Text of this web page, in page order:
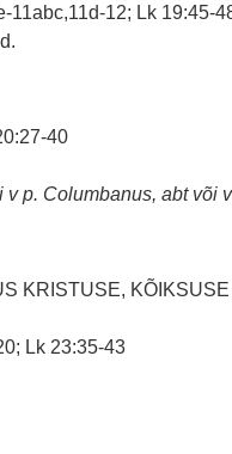
11abc,11d-12; Lk 19:45-
40
v p. Columbanus, abt või v
KRISTUSE, KÕIKSUSE
Lk 23:35-43